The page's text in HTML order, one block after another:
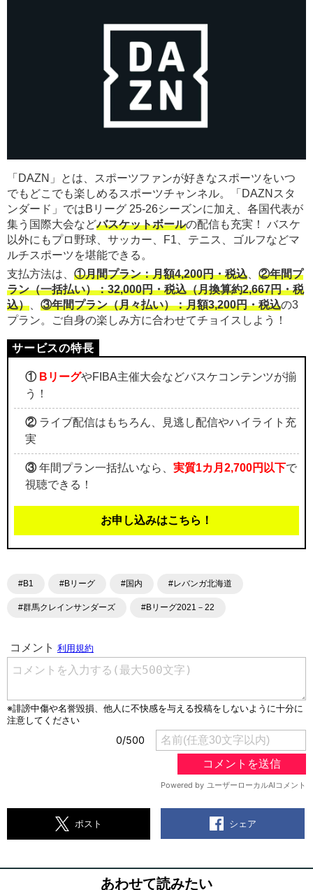
「DAZN」とは、スポーツファンが好きなスポーツをいつ
でもどこでも楽しめるスポーツチャンネル。「DAZNスタ
ンダード」ではBリーグ 25-26シーズンに加え、各国代表が
集う国際大会などバスケットボールの配信も充実！ バスケ
以外にもプロ野球、サッカー、F1、テニス、ゴルフなどマ
ルチスポーツを堪能できる。
支払方法は、 ①月間プラン：月額4,200円・税込、 ②年間プ
ラン（一括払い）：32,000円・税込（月換算約2,667円・税
込）、 ③年間プラン（月々払い）：月額3,200円・税込の3
プラン。ご自身の楽しみ方に合わせてチョイスしよう！
① BリーグやFIBA主催大会などバスケコンテンツが揃
う！
②ライブ配信はもちろん、見逃し配信やハイライト充
実
③年間プラン一括払いなら、 実質1カ月2,700円以下で
視聴できる！
お申し込みはこちら！
#B1 #Bリーグ #国内 #レバンガ北海道
#群馬クレインサンダーズ #Bリーグ2021－22
ポスト シェア
あわせて読みたい